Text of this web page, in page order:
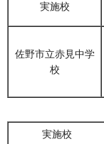
実施校
佐野市立赤見中学
校
実施校